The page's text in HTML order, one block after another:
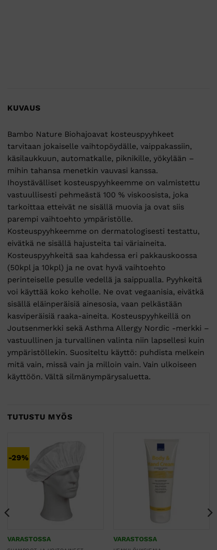
KUVAUS
Bambo Nature Biohajoavat kosteuspyyhkeet
tarvitaan jokaiselle vaihtopöydälle, vaippakassiin,
käsilaukkuun, automatkalle, piknikille, yökylään –
mihin tahansa menetkin vauvasi kanssa.
Ihoystävälliset kosteuspyyhkeemme on valmistettu
vastuullisesti pehmeästä 100 % viskoosista, joka
tarkoittaa etteivät ne sisällä muovia ja ovat siis
parempi vaihtoehto ympäristölle.
Kosteuspyyhkeemme on dermatologisesti testattu,
eivätkä ne sisällä hajusteita tai väriaineita.
Kosteuspyyhkeitä saa kahdessa eri pakkauskoossa
(50kpl ja 10kpl) ja ne ovat hyvä vaihtoehto
perinteiselle pesulle vedellä ja saippualla. Pyyhkeitä
voi käyttää koko keholle. Ne ovat vegaanisia, eivätkä
sisällä eläinperäisiä ainesosia, vaan pelkästään
kasviperäisiä raaka-aineita. Kosteuspyyhkeillä on
Joutsenmerkki sekä Asthma Allergy Nordic -merkki –
vastuullinen ja turvallinen valinta niin lapsellesi kuin
ympäristöllekin. Suositeltu käyttö: puhdista melkein
mitä vain, missä vain ja milloin vain. Vain ulkoiseen
käyttöön. Vältä silmänympärysaluetta.
TUTUSTU MYÖS
-29%
VARASTOSSA VARASTOSSA